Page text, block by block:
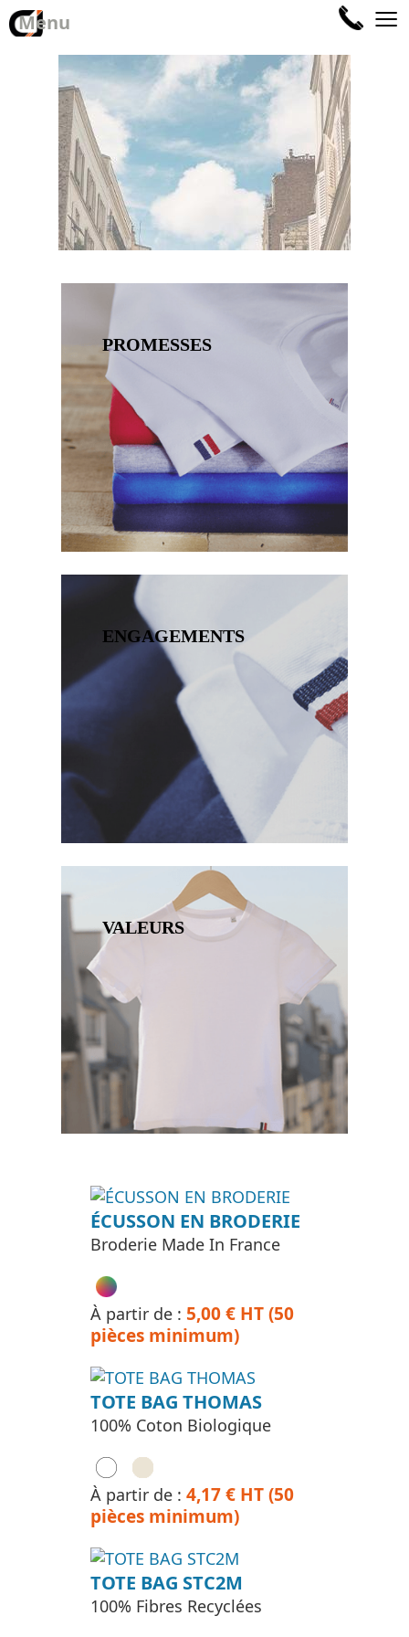
PROMESSES
ENGAGEMENTS
VALEURS
ÉCUSSON EN BRODERIE
Broderie Made In France
À partir de : 5,00 € HT (50
pièces minimum)
TOTE BAG THOMAS
100% Coton Biologique
À partir de : 4,17 € HT (50
pièces minimum)
TOTE BAG STC2M
100% Fibres Recyclées
Menu ≡